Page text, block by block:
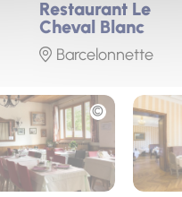
Restaurant Le
Cheval Blanc
Barcelonnette
Photo